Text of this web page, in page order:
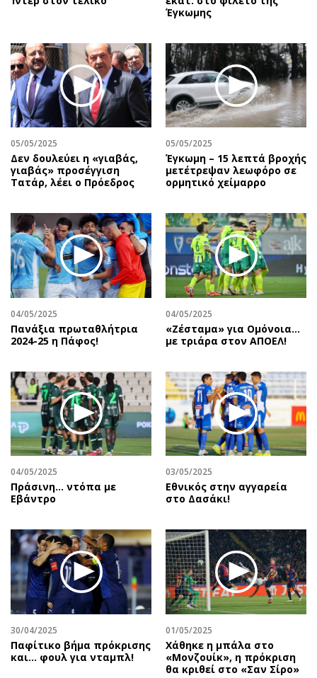
Έγκωμης
05/05/2025
Δεν δουλεύει η «γιαβάς,
γιαβάς» προσέγγιση
Τατάρ, λέει ο Πρόεδρος
05/05/2025
Έγκωμη – 15 λεπτά βροχής
μετέτρεψαν λεωφόρο σε
ορμητικό χείμαρρο
04/05/2025
Πανάξια πρωταθλήτρια
2024-25 η Πάφος!
04/05/2025
«Ζέσταμα» για Ομόνοια…
με τριάρα στον ΑΠΟΕΛ!
04/05/2025
Πράσινη... ντόπα με
Εβάντρο
03/05/2025
Εθνικός στην αγγαρεία
στο Δασάκι!
30/04/2025
Παφίτικο βήμα πρόκρισης
και… φουλ για νταμπλ!
01/05/2025
Χάθηκε η μπάλα στο
«Μονζουίκ», η πρόκριση
θα κριθεί στο «Σαν Σίρο»